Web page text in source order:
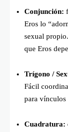
Conjunción:
Eros lo
sexual
que Eros
Trígono /
Fácil
para vínculos
Cuadratura: